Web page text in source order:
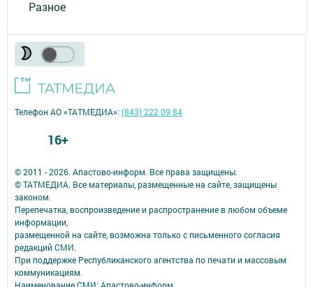
Разное
© 2011 - 2026. Апастово-информ. Все права защищены.
© ТАТМЕДИА. Все материалы, размещенные на сайте, защищены
законом.
Перепечатка, воспроизведение и распространение в любом объеме
информации,
размещенной на сайте, возможна только с письменного согласия
редакций СМИ.
При поддержке Республиканского агентства по печати и массовым
коммуникациям.
Наименование СМИ: Апастово-информ
Телефон АО «ТАТМЕДИА»:(843) 222 09 84
16+